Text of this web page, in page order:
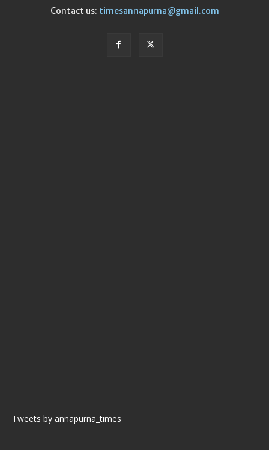
Contact us: timesannapurna@gmail.com
Tweets by annapurna_times